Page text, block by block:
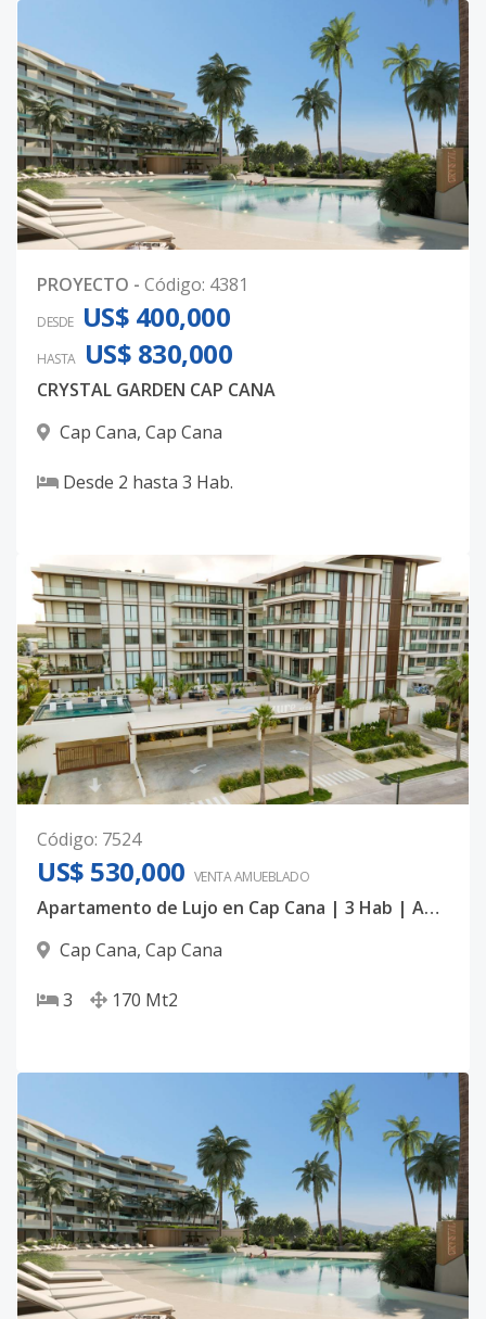
PROYECTO - Código: 4381
DESDE US$ 400,000
HASTA US$ 830,000
CRYSTAL GARDEN CAP CANA
Cap Cana, Cap Cana
Desde 2 hasta 3 Hab.
Código: 7524
US$ 530,000 VENTA AMUEBLADO
Apartamento de Lujo en Cap Cana | 3 Hab | Amueblado con Jacuzzi
Cap Cana, Cap Cana
3 170 Mt2